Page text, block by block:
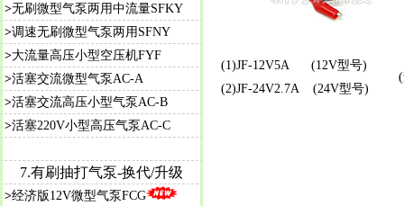
(1)JF-12V5A (12V型号)
(2)JF-24V2.7A (24V型号)
>无刷微型气泵两用中流量SFKY
>调速无刷微型气泵两用SFNY
>大流量高压小型空压机FYF
>活塞交流微型气泵AC-A
>活塞交流高压小型气泵AC-B
>活塞220V小型高压气泵AC-C
7.有刷抽打气泵-换代/升级
>经济版12V微型气泵FCG